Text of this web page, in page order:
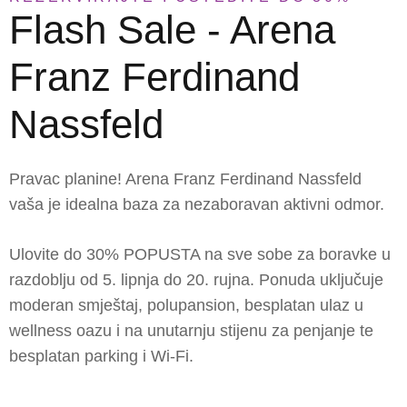
Flash Sale - Arena
Franz Ferdinand
Nassfeld
Pravac planine! Arena Franz Ferdinand Nassfeld
vaša je idealna baza za nezaboravan aktivni odmor.
Ulovite do 30% POPUSTAna sve sobe za boravke u
razdoblju od 5. lipnja do 20. rujna. Ponuda uključuje
moderan smještaj, polupansion, besplatan ulaz u
wellness oazu i na unutarnju stijenu za penjanje te
besplatan parking i Wi-Fi.